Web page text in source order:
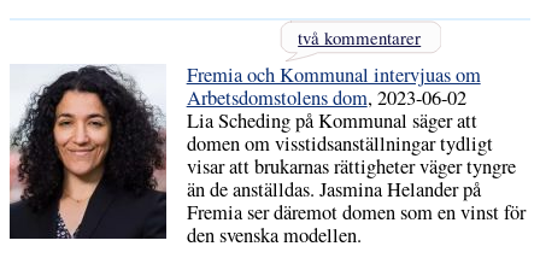
två kommentarer
Fremia och Kommunal intervjuas om
Arbetsdomstolens dom, 2023-06-02
Lia Scheding på Kommunal säger att
domen om visstidsanställningar tydligt
visar att brukarnas rättigheter väger tyngre
än de anställdas. Jasmina Helander på
Fremia ser däremot domen som en vinst för
den svenska modellen.